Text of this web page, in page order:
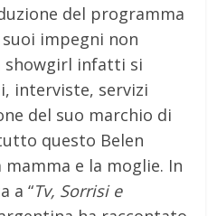
del programma
suoi impegni non
showgirl infatti si
interviste, servizi
del suo marchio di
questo Belen
mamma e la moglie. In
a “Tv, Sorrisi e